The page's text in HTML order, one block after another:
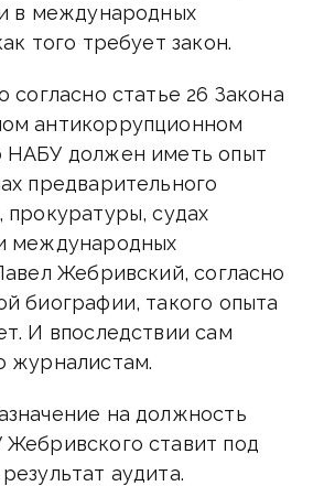
в международных
того требует закон.
согласно статье 26 Закона
антикоррупционном
НАБУ должен иметь опыт
предварительного
прокуратуры, судах
международных
Жебривский, согласно
биографии, такого опыта
И впоследствии сам
журналистам.
на должность
ставит под
аудита.